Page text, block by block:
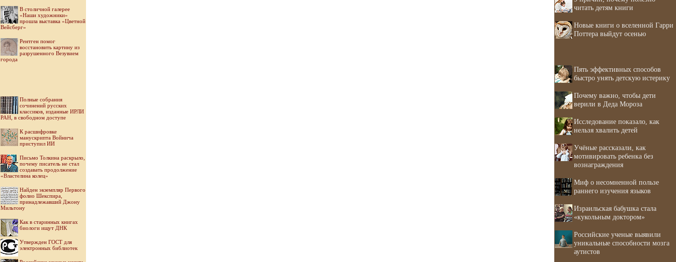
В столичной галерее
«Наши художники»
прошла выставка «Цветной
Вейсберг»
Рентген помог
восстановить картину из
разрушенного Везувием
города
Полные собрания
сочинений русских
классиков, изданные ИРЛИ
РАН, в свободном доступе
К расшифровке
манускрипта Войнича
приступил ИИ
Письмо Толкина раскрыло,
почему писатель не стал
создавать продолжение
«Властелина колец»
Найден экземпляр Первого
фолио Шекспира,
принадлежавший Джону
Мильтону
Как в старинных книгах
биологи ищут ДНК
Утвержден ГОСТ для
электронных библиотек
читать детям книги
Новые книги о вселенной Гарри
Поттера выйдут осенью
Пять эффективных способов
быстро унять детскую истерику
Почему важно, чтобы дети
верили в Деда Мороза
Исследование показало, как
нельзя хвалить детей
Учёные рассказали, как
мотивировать ребенка без
вознаграждения
Миф о несомненной пользе
раннего изучения языков
Израильская бабушка стала
«кукольным доктором»
Российские ученые выявили
уникальные способности мозга
аутистов